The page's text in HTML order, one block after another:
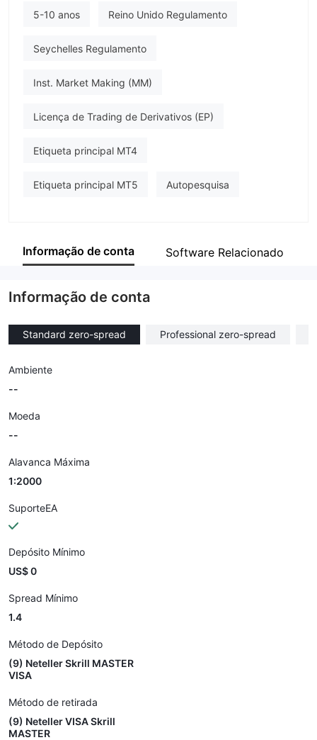
Funcionário da empresa
5-10 anos Reino Unido Regulamento
Seychelles Regulamento
Inst. Market Making (MM)
Licença de Trading de Derivativos (EP)
Etiqueta principal MT4
Etiqueta principal MT5 Autopesquisa
Informação de conta Software Relacionado
Informação de conta
Standard zero-spread Professional zero-spread
Ambiente
--
Moeda
--
Alavanca Máxima
1:2000
SuporteEA
Depósito Mínimo
US$ 0
Spread Mínimo
1.4
Método de Depósito
(9) Neteller Skrill MASTER
VISA
Método de retirada
(9) Neteller VISA Skrill
MASTER